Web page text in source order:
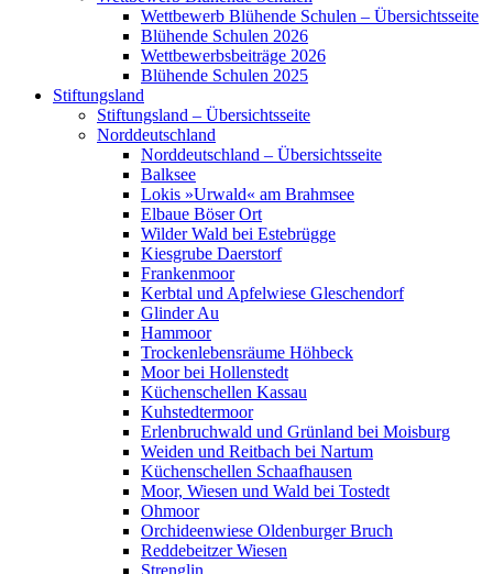
Wettbewerb Blühende Schulen – Übersichtsseite
Blühende Schulen 2026
Wettbewerbsbeiträge 2026
Blühende Schulen 2025
Stiftungsland
Stiftungsland – Übersichtsseite
Norddeutschland
Norddeutschland – Übersichtsseite
Balksee
Lokis »Urwald« am Brahmsee
Elbaue Böser Ort
Wilder Wald bei Estebrügge
Kiesgrube Daerstorf
Frankenmoor
Kerbtal und Apfelwiese Gleschendorf
Glinder Au
Hammoor
Trockenlebensräume Höhbeck
Moor bei Hollenstedt
Küchenschellen Kassau
Kuhstedtermoor
Erlenbruchwald und Grünland bei Moisburg
Weiden und Reitbach bei Nartum
Küchenschellen Schaafhausen
Moor, Wiesen und Wald bei Tostedt
Ohmoor
Orchideenwiese Oldenburger Bruch
Reddebeitzer Wiesen
Strenglin